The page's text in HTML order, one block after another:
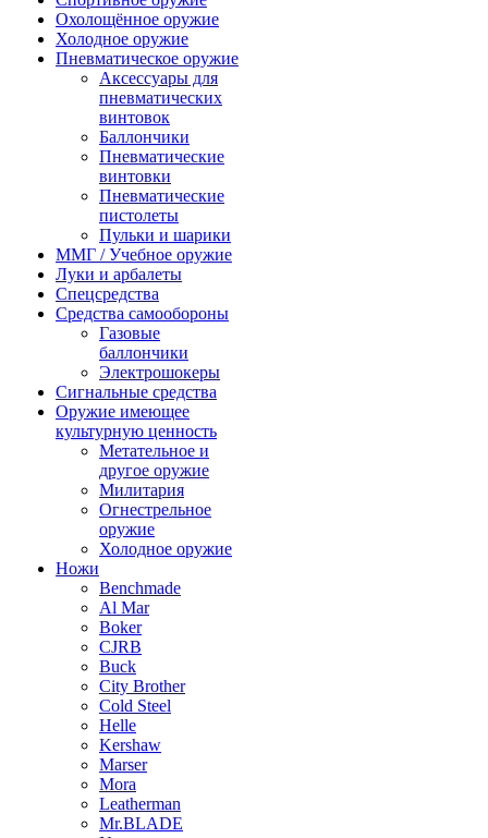
Охолощённое оружие
Холодное оружие
Пневматическое оружие
Аксессуары для
пневматических
винтовок
Баллончики
Пневматические
винтовки
Пневматические
пистолеты
Пульки и шарики
ММГ / Учебное оружие
Луки и арбалеты
Спецсредства
Средства самообороны
Газовые
баллончики
Электрошокеры
Сигнальные средства
Оружие имеющее
культурную ценность
Метательное и
другое оружие
Милитария
Огнестрельное
оружие
Холодное оружие
Ножи
Benchmade
Al Mar
Boker
CJRB
Buck
City Brother
Cold Steel
Helle
Kershaw
Marser
Mora
Leatherman
Mr.BLADE